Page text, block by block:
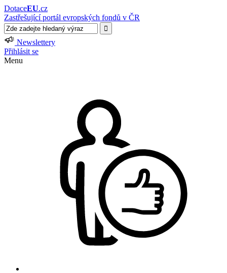
DotaceEU.cz
Zastřešující portál evropských fondů v ČR
Newslettery
Přihlásit se
Menu